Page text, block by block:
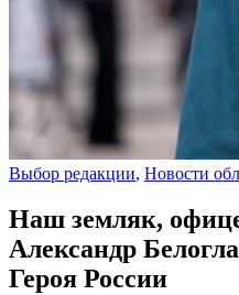
Выбор редакции, Новости
Наш земляк,
Александр
Героя России